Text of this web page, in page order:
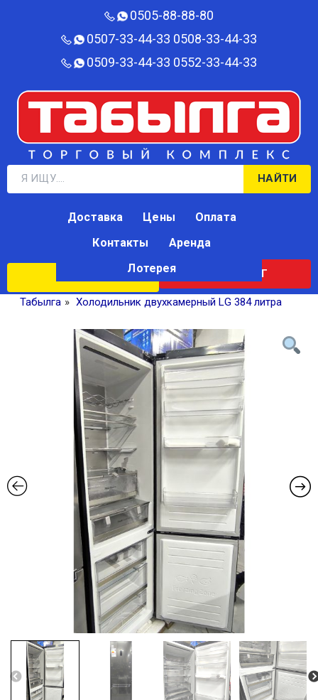
0505-88-88-80‬
0507-33-44-33 0508-33-44-33
0509-33-44-33 0552-33-44-33
НАЙТИ
КАТАЛОГ
Доставка Цены
Оплата
Контакты
Аренда
Лотерея
Табылга » Холодильник двухкамерный LG 384 литра